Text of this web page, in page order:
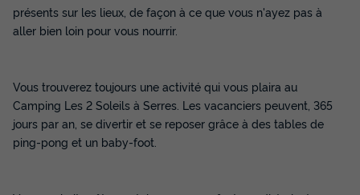
273 €
234 € -14%
présents sur les lieux, de façon à ce que vous n'ayez pas à
aller bien loin pour vous nourrir.
Vous trouverez toujours une activité qui vous plaira au
Camping Les 2 Soleils à Serres. Les vacanciers peuvent, 365
jours par an, se divertir et se reposer grâce à des tables de
ping-pong et un baby-foot.